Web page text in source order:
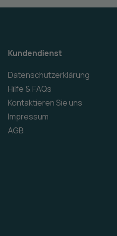
Kundendienst
Datenschutzerklärung
Hilfe & FAQs
Kontaktieren Sie uns
Impressum
AGB